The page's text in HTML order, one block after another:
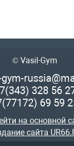
рама стек 75кг
© Vasil-Gym
328 56
69 59
на основной
сайта